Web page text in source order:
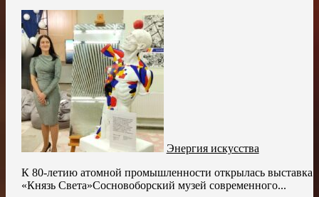
Энергия искусства
К 80-летию атомной промышленности открылась выставка
«Князь Света»Сосновоборский музей современного...